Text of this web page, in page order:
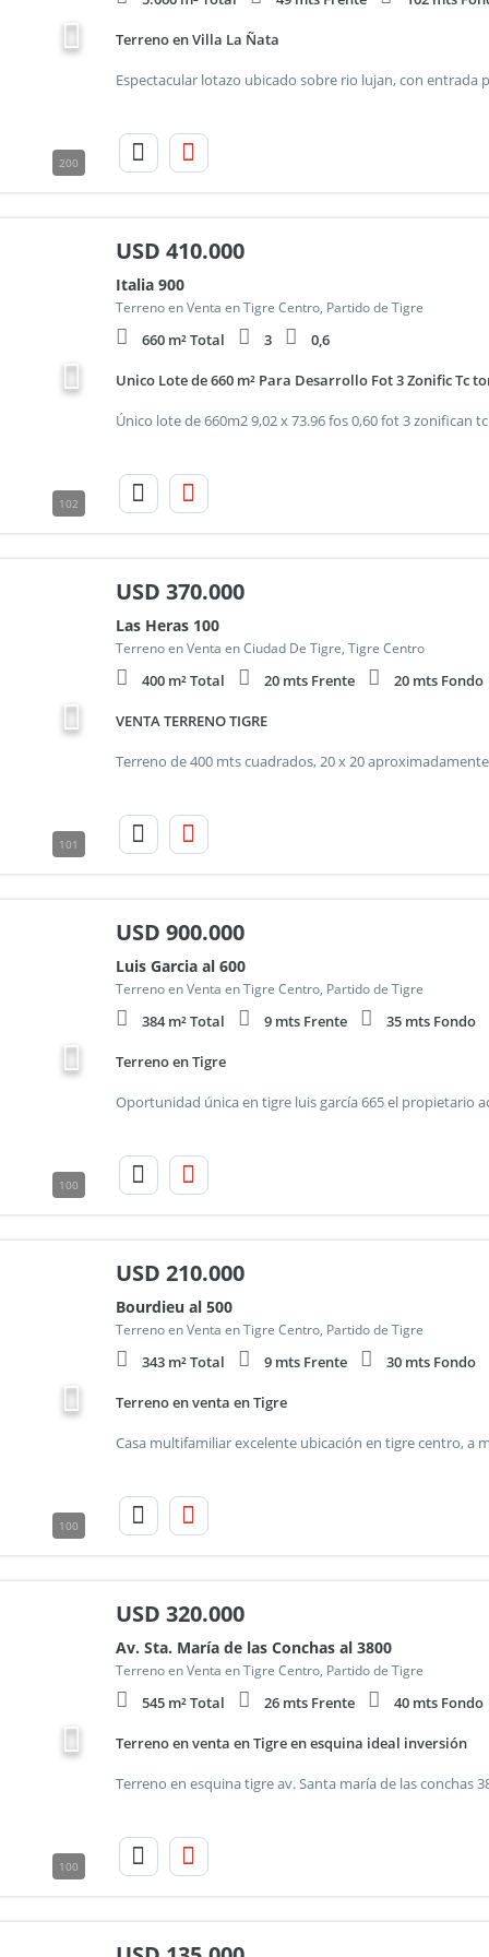
200
Terreno en Villa La Ñata
102
USD 410.000
Italia 900
Terreno en Venta en Tigre Centro, Partido de Tigre
660 m² Total 3 0,6
Unico Lote de 660 m² Para Desarrollo Fot 3 Zonific Tc
101
USD 370.000
Las Heras 100
Terreno en Venta en Ciudad De Tigre, Tigre Centro
400 m² Total 20 mts Frente 20 mts Fondo
VENTA TERRENO TIGRE
100
USD 900.000
Luis Garcia al 600
Terreno en Venta en Tigre Centro, Partido de Tigre
384 m² Total 9 mts Frente 35 mts Fondo
Terreno en Tigre
100
USD 210.000
Bourdieu al 500
Terreno en Venta en Tigre Centro, Partido de Tigre
343 m² Total 9 mts Frente 30 mts Fondo
Terreno en venta en Tigre
100
USD 320.000
Av. Sta. María de las Conchas al 3800
Terreno en Venta en Tigre Centro, Partido de Tigre
545 m² Total 26 mts Frente 40 mts Fondo
Terreno en venta en Tigre en esquina ideal inversión